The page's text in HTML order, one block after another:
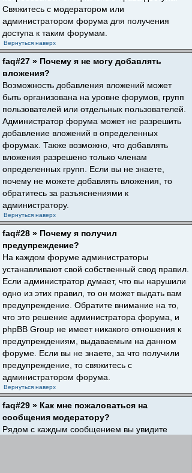
Свяжитесь с модератором или
администратором форума для получения
доступа к таким форумам.
Вернуться наверх
faq#27 » Почему я не могу добавлять
вложения?
Возможность добавления вложений может
быть организована на уровне форумов, групп
пользователей или отдельных пользователей.
Администратор форума может не разрешить
добавление вложений в определенных
форумах. Также возможно, что добавлять
вложения разрешено только членам
определенных групп. Если вы не знаете,
почему не можете добавлять вложения, то
обратитесь за разъяснениями к
администратору.
Вернуться наверх
faq#28 » Почему я получил
предупреждение?
На каждом форуме администраторы
устанавливают свой собственный свод правил.
Если администратор думает, что вы нарушили
одно из этих правил, то он может выдать вам
предупреждение. Обратите внимание на то,
что это решение администратора форума, и
phpBB Group не имеет никакого отношения к
предупреждениям, выдаваемым на данном
форуме. Если вы не знаете, за что получили
предупреждение, то свяжитесь с
администратором форума.
Вернуться наверх
faq#29 » Как мне пожаловаться на
сообщения модератору?
Рядом с каждым сообщением вы увидите